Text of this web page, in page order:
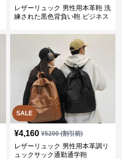
レザーリュック 男性用本革鞄 洗
練された黒色背負い鞄 ビジネス
SALE
¥4,160 ¥5200(割引前)
レザーリュック 男性用本革調リ
ュックサック通勤通学鞄